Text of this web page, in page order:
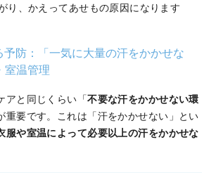
り、かえってあせもの原因になります
予防：「一気に大量の汗をかかせな
室温管理
アと同じくらい「不要な汗をかかせない環
重要です。これは「汗をかかせない」とい
服や室温によって必要以上の汗をかかせな